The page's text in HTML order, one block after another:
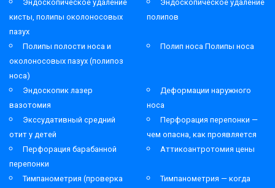
Эндоскопическое удаление
кисты, полипы околоносовых
пазух
Эндоскопическое удаление
полипов
Полипы полости носа и
околоносовых пазух (полипоз
носа)
Полип носа Полипы носа
Эндоскопик лазер
вазотомия
Деформации наружного
носа
Экссудативный средний
отит у детей
Перфорация перепонки —
чем опасна, как проявляется
Перфорация барабанной
перепонки
Аттикоантротомия цены
Тимпанометрия (проверка
Тимпанометрия — когда